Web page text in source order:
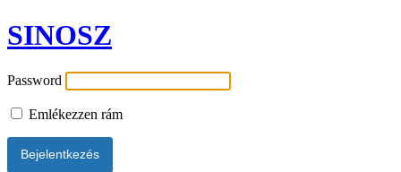
SINOSZ
Password
Emlékezzen rám